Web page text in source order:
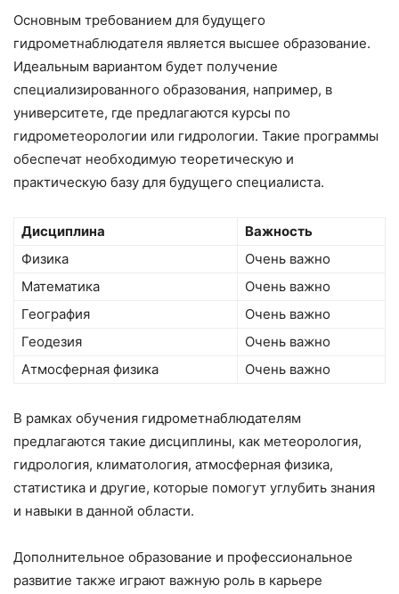
Основным требованием для будущего
гидрометнаблюдателя является высшее образование.
Идеальным вариантом будет получение
специализированного образования, например, в
университете, где предлагаются курсы по
гидрометеорологии или гидрологии. Такие программы
обеспечат необходимую теоретическую и
практическую базу для будущего специалиста.
Дисциплина
Важность
Физика
Очень важно
Математика
Очень важно
География
Очень важно
Геодезия
Очень важно
Атмосферная физика
Очень важно
В рамках обучения гидрометнаблюдателям
предлагаются такие дисциплины, как метеорология,
гидрология, климатология, атмосферная физика,
статистика и другие, которые помогут углубить знания
и навыки в данной области.
Дополнительное образование и профессиональное
развитие также играют важную роль в карьере